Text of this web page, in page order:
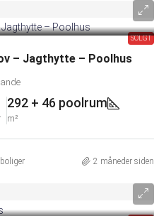
SOLGT
– Jagthytte – Poolhus
292 + 46 poolrum
m²
2 måneder siden